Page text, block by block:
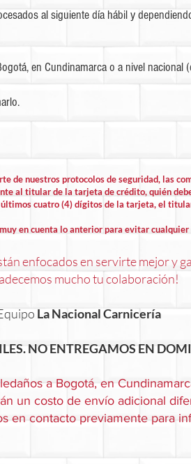
al siguiente día hábil y
en Cundinamarca o a nivel
de nuestros protocolos de seguridad, las
al titular de la tarjeta de crédito, quién
cuatro (4) dígitos de la tarjeta, el
en cuenta lo anterior para evitar
enfocados en servirte mejor y
mucho tu colaboración!
La Nacional Carnicería
NO ENTREGAMOS EN
a Bogotá, en
un costo de envío adicional
en contacto previamente para